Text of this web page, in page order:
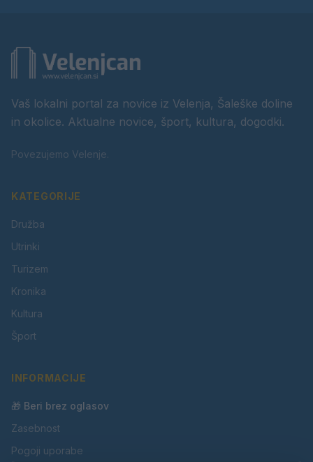
Vaš lokalni portal za novice iz Velenja, Šaleške doline
in okolice. Aktualne novice, šport, kultura, dogodki.
Povezujemo Velenje.
KATEGORIJE
Družba
Utrinki
Turizem
Kronika
Kultura
Šport
INFORMACIJE
🎁 Beri brez oglasov
Zasebnost
Pogoji uporabe